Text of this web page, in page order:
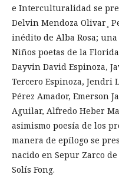
e Interculturalidad se
Delvin Mendoza Olivar¸
inédito de Alba Rosa;
Niños poetas de la
Dayvin David Espinoza,
Tercero Espinoza, Jendri
Pérez Amador, Emerson
Aguilar, Alfredo Heber
asimismo poesía de los
manera de epílogo se
nacido en Sepur Zarco
Solís Fong.